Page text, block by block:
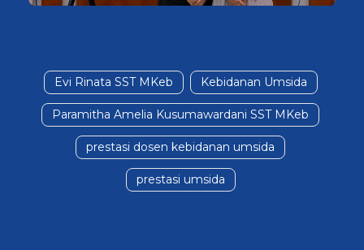
Evi Rinata SST MKeb Kebidanan Umsida
Paramitha Amelia Kusumawardani SST MKeb
prestasi dosen kebidanan umsida
prestasi umsida